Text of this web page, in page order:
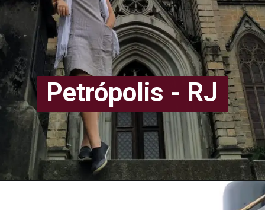
Petrópolis - RJ